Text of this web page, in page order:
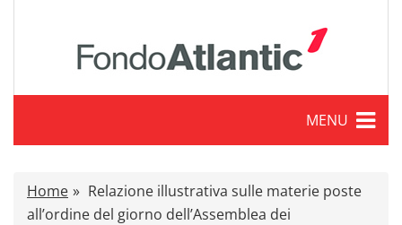
MENU
Caratteristiche
Comunicati stampa
Home
Relazione illustrativa sulle materie poste
all’ordine del giorno dell’Assemblea dei